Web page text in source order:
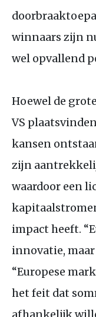
winnaars zijn
wel opvallend
Hoewel de grote
VS
kansen
zijn
waardoor een
impact heeft.
innovatie,
“Europese
het feit dat
afhankelijk